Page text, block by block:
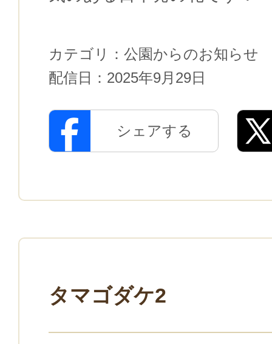
カテゴリ： 公園からのお知らせ
配信日： 2025年9月29日
シェアする
タマゴダケ2